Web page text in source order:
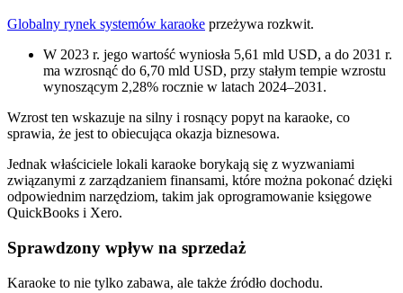
Globalny rynek systemów karaoke przeżywa rozkwit.
W 2023 r. jego wartość wyniosła 5,61 mld USD, a do 2031 r.
ma wzrosnąć do 6,70 mld USD, przy stałym tempie wzrostu
wynoszącym 2,28% rocznie w latach 2024–2031.
Wzrost ten wskazuje na silny i rosnący popyt na karaoke, co
sprawia, że jest to obiecująca okazja biznesowa.
Jednak właściciele lokali karaoke borykają się z wyzwaniami
związanymi z zarządzaniem finansami, które można pokonać dzięki
odpowiednim narzędziom, takim jak oprogramowanie księgowe
QuickBooks i Xero.
Sprawdzony wpływ na sprzedaż‍
Karaoke to nie tylko zabawa, ale także źródło dochodu.